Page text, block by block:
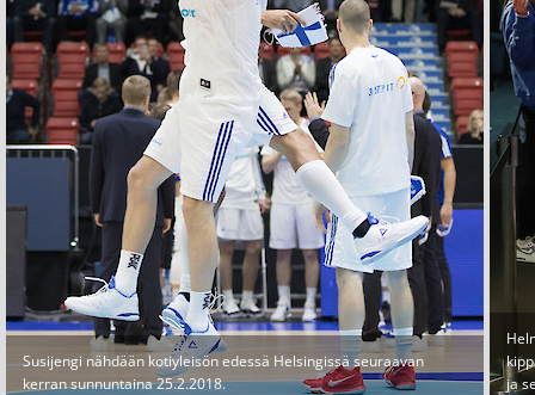
Susijengi nähdään kotiyleisön edessä Helsingissä seuraavan
kerran sunnuntaina 25.2.2018.
ja